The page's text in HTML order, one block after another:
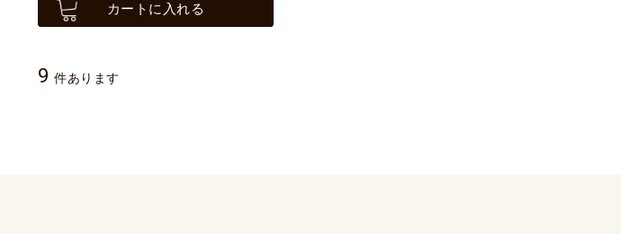
カートに入れる
9 件あります